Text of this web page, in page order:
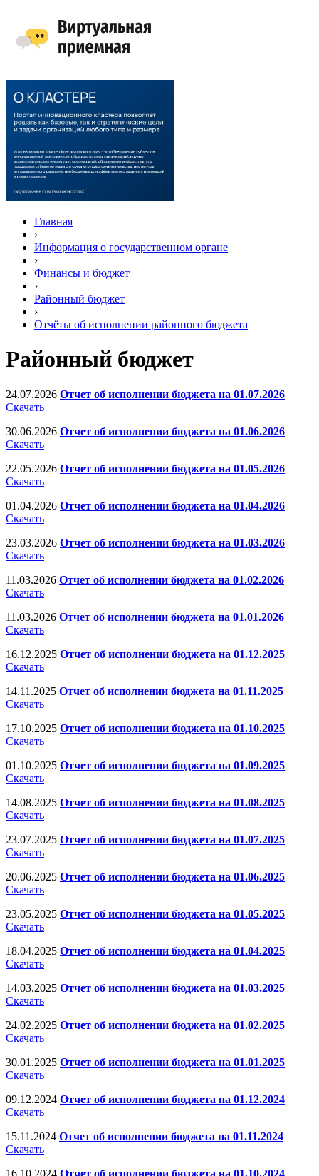
Главная
›
Информация о государственном органе
›
Финансы и бюджет
›
Районный бюджет
›
Отчёты об исполнении районного бюджета
Районный бюджет
24.07.2026 Отчет об исполнении бюджета на 01.07.2026
Скачать
30.06.2026 Отчет об исполнении бюджета на 01.06.2026
Скачать
22.05.2026 Отчет об исполнении бюджета на 01.05.2026
Скачать
01.04.2026 Отчет об исполнении бюджета на 01.04.2026
Скачать
23.03.2026 Отчет об исполнении бюджета на 01.03.2026
Скачать
11.03.2026 Отчет об исполнении бюджета на 01.02.2026
Скачать
11.03.2026 Отчет об исполнении бюджета на 01.01.2026
Скачать
16.12.2025 Отчет об исполнении бюджета на 01.12.2025
Скачать
14.11.2025 Отчет об исполнении бюджета на 01.11.2025
Скачать
17.10.2025 Отчет об исполнении бюджета на 01.10.2025
Скачать
01.10.2025 Отчет об исполнении бюджета на 01.09.2025
Скачать
14.08.2025 Отчет об исполнении бюджета на 01.08.2025
Скачать
23.07.2025 Отчет об исполнении бюджета на 01.07.2025
Скачать
20.06.2025 Отчет об исполнении бюджета на 01.06.2025
Скачать
23.05.2025 Отчет об исполнении бюджета на 01.05.2025
Скачать
18.04.2025 Отчет об исполнении бюджета на 01.04.2025
Скачать
14.03.2025 Отчет об исполнении бюджета на 01.03.2025
Скачать
24.02.2025 Отчет об исполнении бюджета на 01.02.2025
Скачать
30.01.2025 Отчет об исполнении бюджета на 01.01.2025
Скачать
09.12.2024 Отчет об исполнении бюджета на 01.12.2024
Скачать
15.11.2024 Отчет об исполнении бюджета на 01.11.2024
Скачать
16.10.2024 Отчет об исполнении бюджета на 01.10.2024